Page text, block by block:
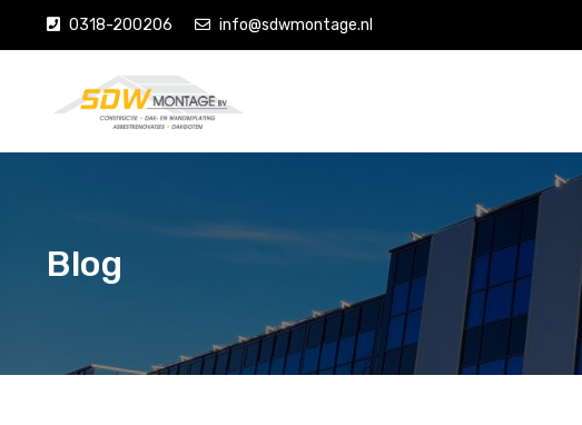
0318-200206 info@sdwmontage.nl
Blog